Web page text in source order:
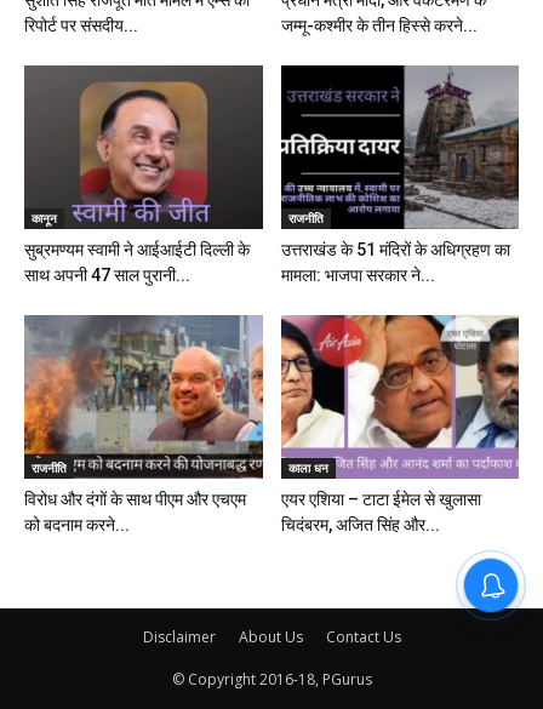
रिपोर्ट पर संसदीय...
जम्मू-कश्मीर के तीन हिस्से करने...
कानून
सुब्रमण्यम स्वामी ने आईआईटी दिल्ली के
साथ अपनी 47 साल पुरानी...
राजनीति
उत्तराखंड के 51 मंदिरों के अधिग्रहण का
मामला: भाजपा सरकार ने...
राजनीति
विरोध और दंगों के साथ पीएम और एचएम
को बदनाम करने...
काला धन
एयर एशिया – टाटा ईमेल से खुलासा
चिदंबरम, अजित सिंह और...
Disclaimer About Us Contact Us
© Copyright 2016-18, PGurus